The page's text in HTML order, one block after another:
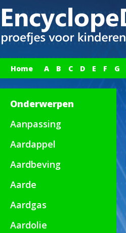
Home A B C D E F G
Onderwerpen
Aanpassing
Aardappel
Aardbeving
Aarde
Aardgas
Aardolie